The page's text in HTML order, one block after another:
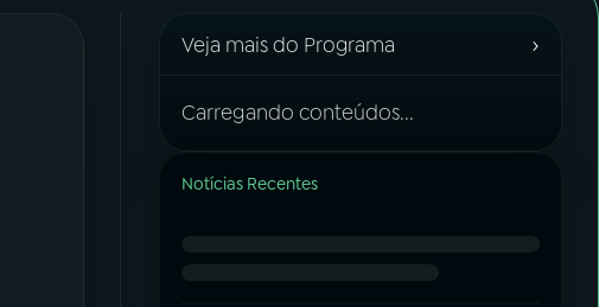
Veja mais do Programa ›
Carregando conteúdos...
Notícias Recentes